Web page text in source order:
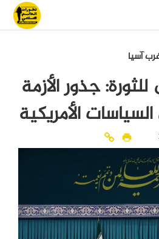
آسيا
جذور الأزمة
الأمريكية